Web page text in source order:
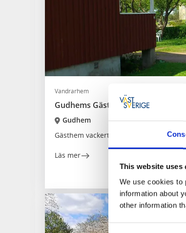
This website uses
We use cookies to
information about
other information
Consent
Vandrarhem
Gudhems Gästhem
Gudhem
Gästhem vackert beläget vid klosterruin
Läs mer